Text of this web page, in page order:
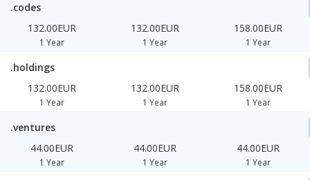
.codes
132.00EUR
1 Year
132.00EUR
1 Year
158.00EUR
1 Year
.holdings
132.00EUR
1 Year
132.00EUR
1 Year
158.00EUR
1 Year
.ventures
44.00EUR
1 Year
44.00EUR
1 Year
44.00EUR
1 Year